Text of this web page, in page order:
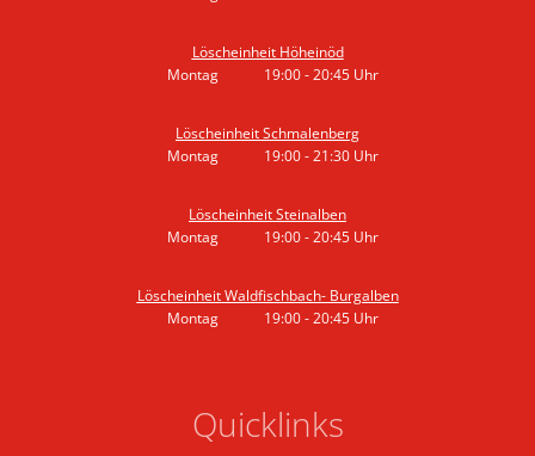
Löscheinheit Höheinöd
Montag
19:00-20:45 Uhr
Löscheinheit Schmalenberg
Montag
19:00-21:30 Uhr
Löscheinheit Steinalben
Montag
19:00-20:45 Uhr
Löscheinheit Waldfischbach- Burgalben
Montag
19:00-20:45 Uhr
Quicklinks